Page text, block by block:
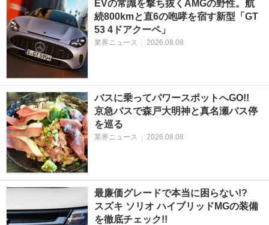
EVの常識を撃ち抜くAMGの野性。航
続800kmと直6の咆哮を宿す新型「GT
53 4ドアクーペ」
業界ニュース | 2026.08.08
バスに乗ってパワースポットへGO!!
京急バスで森戸大明神と真名瀬バス停
を巡る
業界ニュース | 2026.08.08
最廉価グレードで本当に困らない!?
スズキ ソリオ ハイブリッドMGの装備
を徹底チェック!!